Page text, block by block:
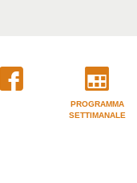
PROGRAMMA
SETTIMANALE